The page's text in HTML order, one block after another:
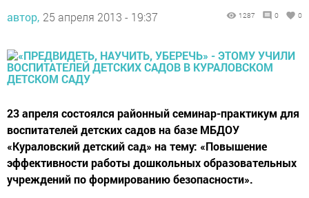
автор, 25 апреля 2013 - 19:37 1287 0 0
23 апреля состоялся районный семинар-практикум для
воспитателей детских садов на базе МБДОУ
«Кураловский детский сад» на тему: «Повышение
эффективности работы дошкольных образовательных
учреждений по формированию безопасности».